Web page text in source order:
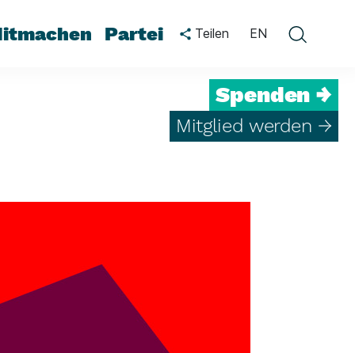
Partei Teilen EN
Spenden →
Mitglied werden →